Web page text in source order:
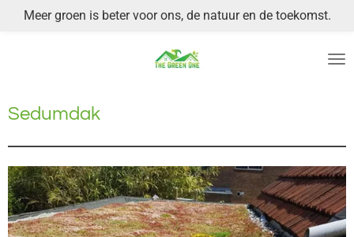
Meer groen is beter voor ons, de natuur en de toekomst.
Sedumdak